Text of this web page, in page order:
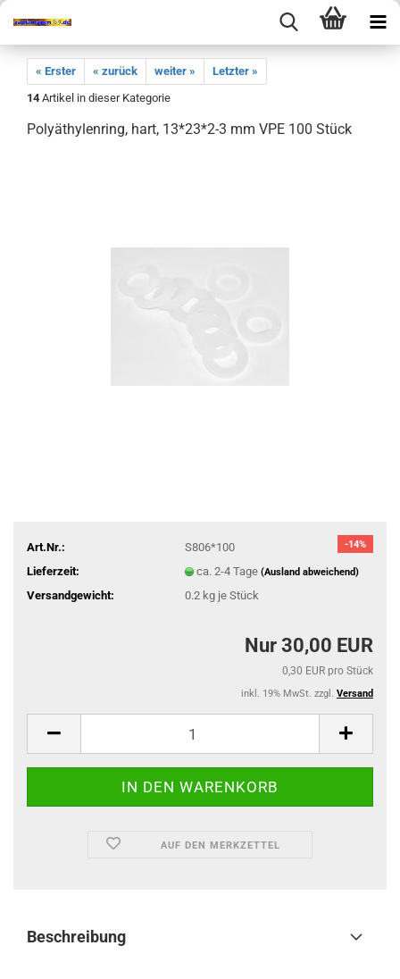
« Erster « zurück weiter »
Letzter »
14 Artikel in dieser Kategorie
Polyäthylenring, hart, 13*23*2-3 mm VPE 100 Stück
-14%
Art.Nr.:
S806*100
Lieferzeit:
ca. 2-4 Tage (Ausland abweichend)
Versandgewicht: 0.2kg je Stück
Nur 30,00 EUR
0,30 EUR pro Stück
inkl. 19% MwSt. zzgl. Versand
AUF DEN MERKZETTEL
Beschreibung